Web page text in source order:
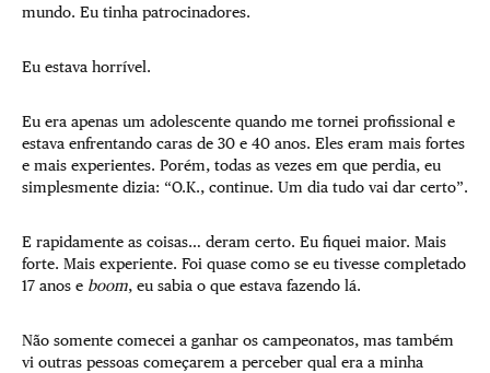
mundo. Eu tinha patrocinadores.
Eu estava horrível.
Eu era apenas um adolescente quando me tornei profissional e
estava enfrentando caras de 30 e 40 anos. Eles eram mais fortes
e mais experientes. Porém, todas as vezes em que perdia, eu
simplesmente dizia: “O.K., continue. Um dia tudo vai dar certo”.
E rapidamente as coisas… deram certo. Eu fiquei maior. Mais
forte. Mais experiente. Foi quase como se eu tivesse completado
17 anos e boom, eu sabia o que estava fazendo lá.
Não somente comecei a ganhar os campeonatos, mas também
vi outras pessoas começarem a perceber qual era a minha